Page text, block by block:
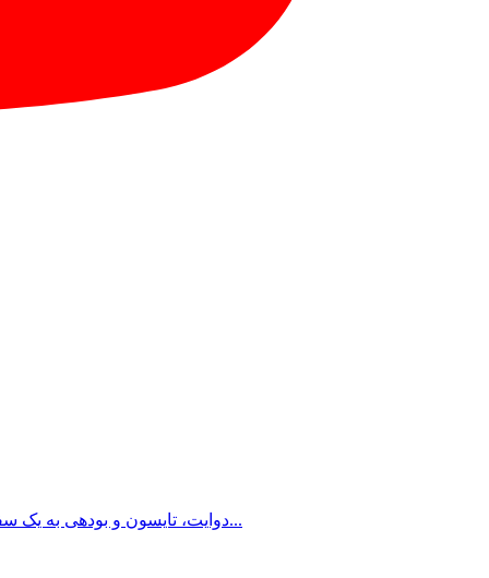
دوایت، تایسون و بودهی به یک سفر جاده ای می روند تا چند کار مهم انجام دهند. این در حالی است که استیسی سعی می کند درباره گذشته دوایت اطلاعاتی به دست بیاورد و...